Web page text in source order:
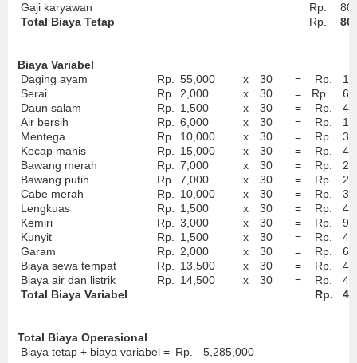
Gaji karyawan
Rp.
Total Biaya Tetap
Rp.
Biaya Variabel
Daging ayam
Rp. 55,000 x 30 = Rp.
Serai
Rp. 2,000 x 30 = Rp.
Daun salam
Rp. 1,500 x 30 = Rp.
Air bersih
Rp. 6,000 x 30 = Rp.
Mentega
Rp. 10,000 x 30 = Rp.
Kecap manis
Rp. 15,000 x 30 = Rp.
Bawang merah
Rp. 7,000 x 30 = Rp.
Bawang putih
Rp. 7,000 x 30 = Rp.
Cabe merah
Rp. 10,000 x 30 = Rp.
Lengkuas
Rp. 1,500 x 30 = Rp.
Kemiri
Rp. 3,000 x 30 = Rp.
Kunyit
Rp. 1,500 x 30 = Rp.
Garam
Rp. 2,000 x 30 = Rp.
Biaya sewa tempat
Rp. 13,500 x 30 = Rp.
Biaya air dan listrik
Rp. 14,500 x 30 = Rp.
Total Biaya Variabel
Rp.
Total Biaya Operasional
Biaya tetap + biaya variabel = Rp. 5,285,000